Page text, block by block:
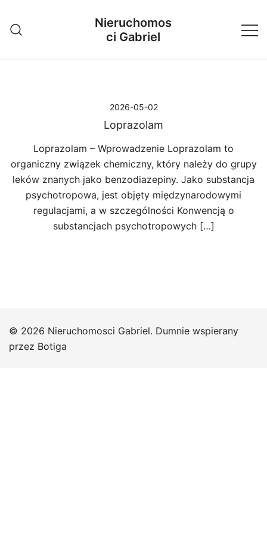
treści
Nieruchomos
ci Gabriel
2026-05-02
Loprazolam
Loprazolam – Wprowadzenie Loprazolam to
organiczny związek chemiczny, który należy do grupy
leków znanych jako benzodiazepiny. Jako substancja
psychotropowa, jest objęty międzynarodowymi
regulacjami, a w szczególności Konwencją o
substancjach psychotropowych […]
© 2026 Nieruchomosci Gabriel. Dumnie wspierany
przez Botiga